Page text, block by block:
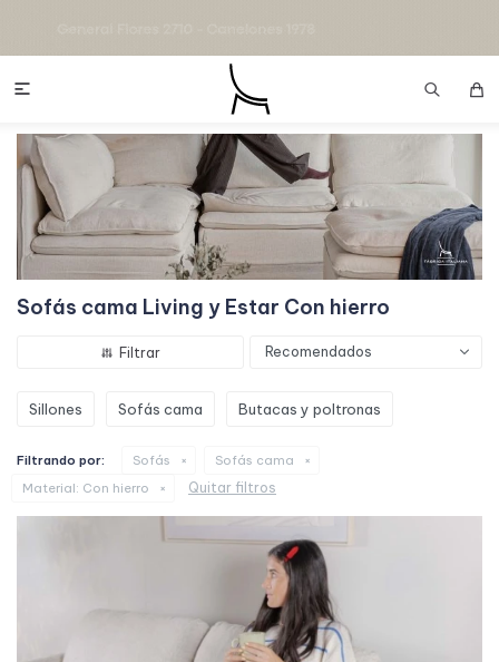

Sofás cama Living y Estar Con hierro
Recomendados
Sillones Sofás cama Butacas y poltronas
Filtrando por: Sofás
Sofás cama
Material: Con hierro Quitar filtros